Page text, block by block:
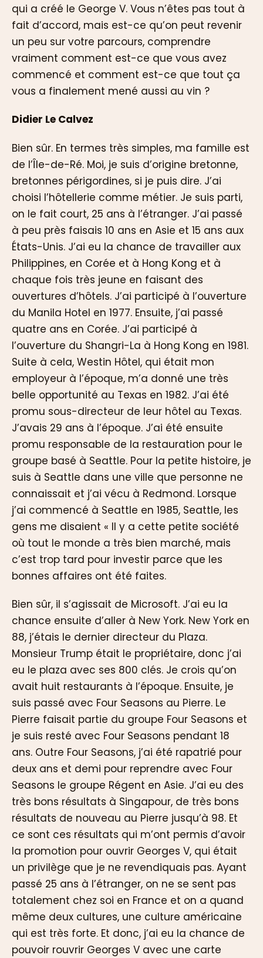
qui a créé le George V. Vous n’êtes pas tout à
fait d’accord, mais est-ce qu’on peut revenir
un peu sur votre parcours, comprendre
vraiment comment est-ce que vous avez
commencé et comment est-ce que tout ça
vous a finalement mené aussi au vin ?
Didier Le Calvez
Bien sûr. En termes très simples, ma famille est
de l’Île-de-Ré. Moi, je suis d’origine bretonne,
bretonnes périgordines, si je puis dire. J’ai
choisi l’hôtellerie comme métier. Je suis parti,
on le fait court, 25 ans à l’étranger. J’ai passé
à peu près faisais 10 ans en Asie et 15 ans aux
États-Unis. J’ai eu la chance de travailler aux
Philippines, en Corée et à Hong Kong et à
chaque fois très jeune en faisant des
ouvertures d’hôtels. J’ai participé à l’ouverture
du Manila Hotel en 1977. Ensuite, j’ai passé
quatre ans en Corée. J’ai participé à
l’ouverture du Shangri-La à Hong Kong en 1981.
Suite à cela, Westin Hôtel, qui était mon
employeur à l’époque, m’a donné une très
belle opportunité au Texas en 1982. J’ai été
promu sous-directeur de leur hôtel au Texas.
J’avais 29 ans à l’époque. J’ai été ensuite
promu responsable de la restauration pour le
groupe basé à Seattle. Pour la petite histoire, je
suis à Seattle dans une ville que personne ne
connaissait et j’ai vécu à Redmond. Lorsque
j’ai commencé à Seattle en 1985, Seattle, les
gens me disaient « Il y a cette petite société
où tout le monde a très bien marché, mais
c’est trop tard pour investir parce que les
bonnes affaires ont été faites.
Bien sûr, il s’agissait de Microsoft. J’ai eu la
chance ensuite d’aller à New York. New York en
88, j’étais le dernier directeur du Plaza.
Monsieur Trump était le propriétaire, donc j’ai
eu le plaza avec ses 800 clés. Je crois qu’on
avait huit restaurants à l’époque. Ensuite, je
suis passé avec Four Seasons au Pierre. Le
Pierre faisait partie du groupe Four Seasons et
je suis resté avec Four Seasons pendant 18
ans. Outre Four Seasons, j’ai été rapatrié pour
deux ans et demi pour reprendre avec Four
Seasons le groupe Régent en Asie. J’ai eu des
très bons résultats à Singapour, de très bons
résultats de nouveau au Pierre jusqu’à 98. Et
ce sont ces résultats qui m’ont permis d’avoir
la promotion pour ouvrir Georges V, qui était
un privilège que je ne revendiquais pas. Ayant
passé 25 ans à l’étranger, on ne se sent pas
totalement chez soi en France et on a quand
même deux cultures, une culture américaine
qui est très forte. Et donc, j’ai eu la chance de
pouvoir rouvrir Georges V avec une carte